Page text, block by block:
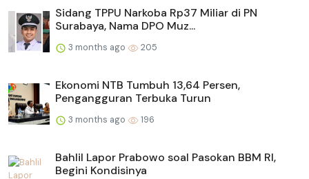
Sidang TPPU Narkoba Rp37 Miliar di PN
Surabaya, Nama DPO Muz...
3 months ago 205
Ekonomi NTB Tumbuh 13,64 Persen,
Pengangguran Terbuka Turun
3 months ago 196
Bahlil Lapor Prabowo soal Pasokan BBM RI,
Begini Kondisinya